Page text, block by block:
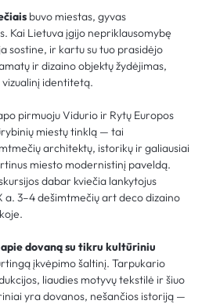
buvo miestas, gyvas
Kai Lietuva įgijo nepriklausomybę
sostine, ir kartu su tuo prasidėjo
ir dizaino objektų žydėjimas,
identitetą.
pirmuoju Vidurio ir Rytų Europos
miestų tinklą — tai
architektų, istorikų ir galiausiai
miesto modernistinį paveldą.
dabar kviečia lankytojus
a. 3–4 dešimtmečių art deco dizaino
dovaną su tikru kultūriniu
įkvėpimo šaltinį. Tarpukario
liaudies motyvų tekstilė ir šiuo
yra dovanos, nešančios istoriją —